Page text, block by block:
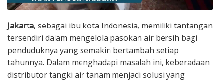
Jakarta, sebagai ibu kota Indonesia, memiliki tantangan
tersendiri dalam mengelola pasokan air bersih bagi
penduduknya yang semakin bertambah setiap
tahunnya. Dalam menghadapi masalah ini, keberadaan
distributor tangki air tanam menjadi solusi yang